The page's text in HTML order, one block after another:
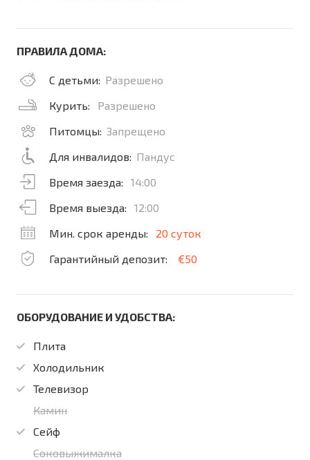
ПРАВИЛА ДОМА:
С детьми: Разрешено
Курить:
Разрешено
Питомцы: Запрещено
Для инвалидов: Пандус
Время заезда:
14:00
Время выезда:
12:00
Мин. срок аренды:
20 суток
Гарантийный депозит:
€50
ОБОРУДОВАНИЕ И УДОБСТВА:
Плита
Холодильник
Телевизор
Камин
Сейф
Соковыжималка